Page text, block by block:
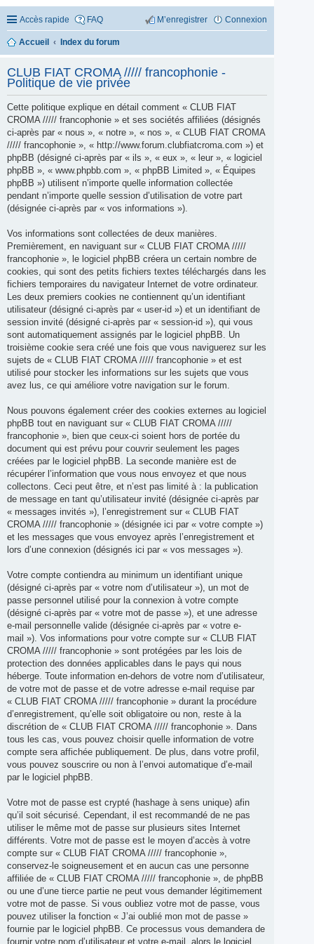
Accès rapide FAQ Connexion
M’enregistrer
Accueil Index du forum
CLUB FIAT CROMA ///// francophonie -
Politique de vie privée
Cette politique explique en détail comment « CLUB FIAT
CROMA ///// francophonie » et ses sociétés affiliées (désignés
ci-après par « nous », « notre », « nos », « CLUB FIAT CROMA
///// francophonie », « http://www.forum.clubfiatcroma.com ») et
phpBB (désigné ci-après par « ils », « eux », « leur », « logiciel
phpBB », « www.phpbb.com », « phpBB Limited », « Équipes
phpBB ») utilisent n’importe quelle information collectée
pendant n’importe quelle session d’utilisation de votre part
(désignée ci-après par « vos informations »).
Vos informations sont collectées de deux manières.
Premièrement, en naviguant sur « CLUB FIAT CROMA /////
francophonie », le logiciel phpBB créera un certain nombre de
cookies, qui sont des petits fichiers textes téléchargés dans les
fichiers temporaires du navigateur Internet de votre ordinateur.
Les deux premiers cookies ne contiennent qu’un identifiant
utilisateur (désigné ci-après par « user-id ») et un identifiant de
session invité (désigné ci-après par « session-id »), qui vous
sont automatiquement assignés par le logiciel phpBB. Un
troisième cookie sera créé une fois que vous naviguerez sur les
sujets de « CLUB FIAT CROMA ///// francophonie » et est
utilisé pour stocker les informations sur les sujets que vous
avez lus, ce qui améliore votre navigation sur le forum.
Nous pouvons également créer des cookies externes au logiciel
phpBB tout en naviguant sur « CLUB FIAT CROMA /////
francophonie », bien que ceux-ci soient hors de portée du
document qui est prévu pour couvrir seulement les pages
créées par le logiciel phpBB. La seconde manière est de
récupérer l’information que vous nous envoyez et que nous
collectons. Ceci peut être, et n’est pas limité à : la publication
de message en tant qu’utilisateur invité (désignée ci-après par
« messages invités »), l’enregistrement sur « CLUB FIAT
CROMA ///// francophonie » (désignée ici par « votre compte »)
et les messages que vous envoyez après l’enregistrement et
lors d’une connexion (désignés ici par « vos messages »).
Votre compte contiendra au minimum un identifiant unique
(désigné ci-après par « votre nom d’utilisateur »), un mot de
passe personnel utilisé pour la connexion à votre compte
(désigné ci-après par « votre mot de passe »), et une adresse
e-mail personnelle valide (désignée ci-après par « votre e-
mail »). Vos informations pour votre compte sur « CLUB FIAT
CROMA ///// francophonie » sont protégées par les lois de
protection des données applicables dans le pays qui nous
héberge. Toute information en-dehors de votre nom d’utilisateur,
de votre mot de passe et de votre adresse e-mail requise par
« CLUB FIAT CROMA ///// francophonie » durant la procédure
d’enregistrement, qu’elle soit obligatoire ou non, reste à la
discrétion de « CLUB FIAT CROMA ///// francophonie ». Dans
tous les cas, vous pouvez choisir quelle information de votre
compte sera affichée publiquement. De plus, dans votre profil,
vous pouvez souscrire ou non à l’envoi automatique d’e-mail
par le logiciel phpBB.
Votre mot de passe est crypté (hashage à sens unique) afin
qu’il soit sécurisé. Cependant, il est recommandé de ne pas
utiliser le même mot de passe sur plusieurs sites Internet
différents. Votre mot de passe est le moyen d’accès à votre
compte sur « CLUB FIAT CROMA ///// francophonie »,
conservez-le soigneusement et en aucun cas une personne
affiliée de « CLUB FIAT CROMA ///// francophonie », de phpBB
ou une d’une tierce partie ne peut vous demander légitimement
votre mot de passe. Si vous oubliez votre mot de passe, vous
pouvez utiliser la fonction « J’ai oublié mon mot de passe »
fournie par le logiciel phpBB. Ce processus vous demandera de
fournir votre nom d’utilisateur et votre e-mail, alors le logiciel